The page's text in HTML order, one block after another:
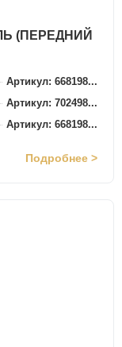
(ПЕРЕДНИЙ
Артикул: 668198...
Артикул: 702498...
Артикул: 668198...
Подробнее >